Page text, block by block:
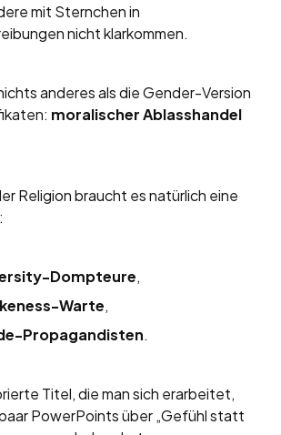
mit Sternchen in
nicht klarkommen.
anderes als die Gender-Version
moralischer Ablasshandel
Religion braucht es natürlich eine
Dompteure,
Warte,
Propagandisten.
Titel, die man sich erarbeitet,
PowerPoints über „Gefühl statt